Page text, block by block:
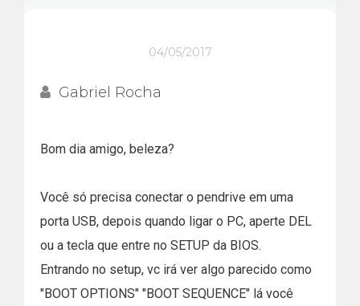
04/05/2017
Gabriel Rocha
Bom dia amigo, beleza?
Você só precisa conectar o pendrive em uma
porta USB, depois quando ligar o PC, aperte DEL
ou a tecla que entre no SETUP da BIOS.
Entrando no setup, vc irá ver algo parecido como
"BOOT OPTIONS" "BOOT SEQUENCE" lá você